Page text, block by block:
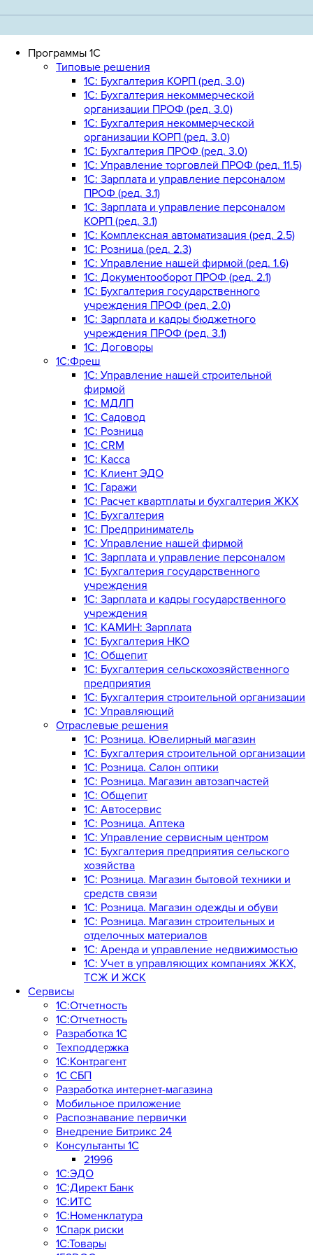
Программы 1С
Типовые решения
1C: Бухгалтерия КОРП (ред. 3.0)
1С: Бухгалтерия некоммерческой
организации ПРОФ (ред. 3.0)
1С: Бухгалтерия некоммерческой
организации КОРП (ред. 3.0)
1C: Бухгалтерия ПРОФ (ред. 3.0)
1C: Управление торговлей ПРОФ (ред. 11.5)
1C: Зарплата и управление персоналом
ПРОФ (ред. 3.1)
1C: Зарплата и управление персоналом
КОРП (ред. 3.1)
1C: Комплексная автоматизация (ред. 2.5)
1С: Розница (ред. 2.3)
1С: Управление нашей фирмой (ред. 1.6)
1С: Документооборот ПРОФ (ред. 2.1)
1C: Бухгалтерия государственного
учреждения ПРОФ (ред. 2.0)
1C: Зарплата и кадры бюджетного
учреждения ПРОФ (ред. 3.1)
1С: Договоры
1С:Фреш
1С: Управление нашей строительной
фирмой
1С: МДЛП
1С: Садовод
1С: Розница
1C: CRM
1C: Касса
1С: Клиент ЭДО
1С: Гаражи
1C: Расчет квартплаты и бухгалтерия ЖКХ
1C: Бухгалтерия
1C: Предприниматель
1C: Управление нашей фирмой
1C: Зарплата и управление персоналом
1C: Бухгалтерия государственного
учреждения
1C: Зарплата и кадры государственного
учреждения
1C: КАМИН: Зарплата
1C: Бухгалтерия НКО
1С: Общепит
1С: Бухгалтерия сельскохозяйст­венного
предприятия
1С: Бухгалтерия строительной организации
1С: Управляющий
Отраслевые решения
1С: Розница. Ювелирный магазин
1С: Бухгалтерия строительной организации
1С: Розница. Салон оптики
1С: Розница. Магазин автозапчастей
1C: Общепит
1С: Автосервис
1С: Розница. Аптека
1С: Управление сервисным центром
1С: Бухгалтерия предприятия сельского
хозяйства
1С: Розница. Магазин бытовой техники и
средств связи
1С: Розница. Магазин одежды и обуви
1С: Розница. Магазин строительных и
отделочных материалов
1С: Аренда и управление недвижимостью
1C: Учет в управляющих компаниях ЖКХ,
ТСЖ И ЖСК
Сервисы
1С:Отчетность
1С:Отчетность
Разработка 1С
Техподдержка
1С:Контрагент
1С СБП
Разработка интернет-магазина
Мобильное приложение
Распознавание первички
Внедрение Битрикс 24
Консультанты 1С
21996
1С:ЭДО
1С:Директ Банк
1С:ИТС
1С:Номенклатура
1Спарк риски
1С:Товары